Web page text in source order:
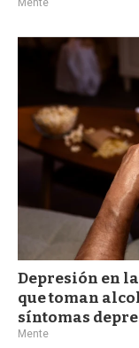
Mente
Depresión en
que toman
síntomas
Mente